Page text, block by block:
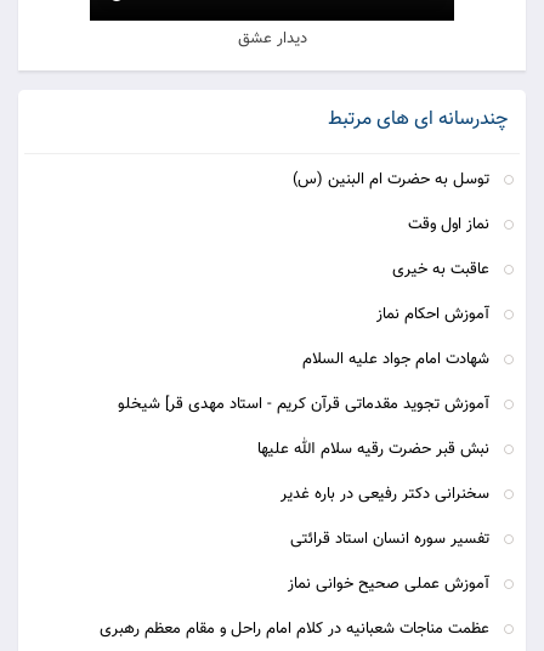
دیدار عشق
چندرسانه ای های مرتبط
توسل به حضرت ام البنین (س)
نماز اول وقت
عاقبت به خیری
آموزش احکام نماز
شهادت امام جواد علیه السلام
آموزش تجوید مقدماتی قرآن کریم - استاد مهدی قر] شیخلو
نبش قبر حضرت رقیه سلام الله علیها
سخنرانی دکتر رفیعی در باره غدیر
تفسیر سوره انسان استاد قرائتی
آموزش عملی صحیح خوانی نماز
عظمت مناجات شعبانیه در کلام امام راحل و مقام معظم رهبری